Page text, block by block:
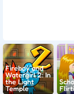
Fireboy and
Watergirl 2: In
the Light
Temple